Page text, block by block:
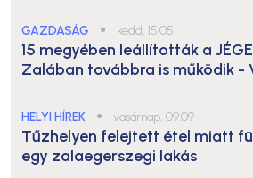
GAZDASÁG ● kedd, 15:05
15 megyében leállították a
Zalában továbbra is működik -
HELYI HÍREK ● vasárnap, 09:09
Tűzhelyen felejtett étel miatt
egy zalaegerszegi lakás